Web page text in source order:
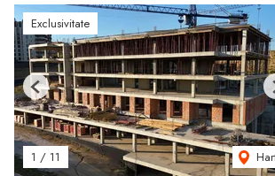
Exclusivitate
1 / 11
Previous